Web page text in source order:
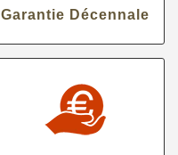
Garantie Décennale